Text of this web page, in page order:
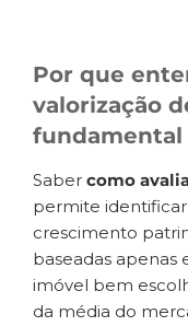
Por que
valorização
fundamental
Saber como
permite
crescimento
baseadas apenas
imóvel bem
da média do